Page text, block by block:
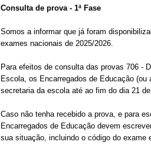
Consulta de prova - 1ª Fase
Somos a informar que já foram
exames nacionais de 2025/2026.
Para efeitos de consulta das provas 706 -
Escola, os Encarregados de Educação
secretaria da escola até ao fim do dia 21
Caso não tenha recebido a prova, e para
Encarregados de Educação devem
sua situação, incluindo o código do exame